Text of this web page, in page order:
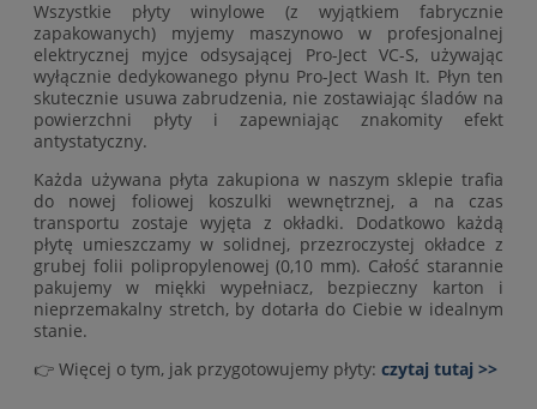
Wszystkie płyty winylowe (z wyjątkiem fabrycznie
zapakowanych) myjemy maszynowo w profesjonalnej
elektrycznej myjce odsysającej Pro-Ject VC-S, używając
wyłącznie dedykowanego płynu Pro-Ject Wash It. Płyn ten
skutecznie usuwa zabrudzenia, nie zostawiając śladów na
powierzchni płyty i zapewniając znakomity efekt
antystatyczny.
Każda używana płyta zakupiona w naszym sklepie trafia
do nowej foliowej koszulki wewnętrznej, a na czas
transportu zostaje wyjęta z okładki. Dodatkowo każdą
płytę umieszczamy w solidnej, przezroczystej okładce z
grubej folii polipropylenowej (0,10 mm). Całość starannie
pakujemy w miękki wypełniacz, bezpieczny karton i
nieprzemakalny stretch, by dotarła do Ciebie w idealnym
stanie.
👉 Więcej o tym, jak przygotowujemy płyty: czytaj tutaj >>